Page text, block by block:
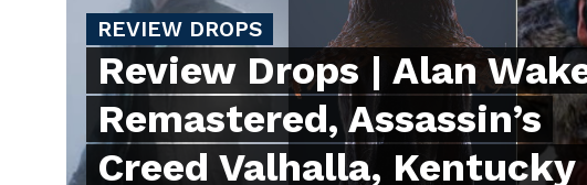
REVIEW DROPS
Review Drops | Alan
Remastered, Assassin’s
Creed Valhalla, Kentucky